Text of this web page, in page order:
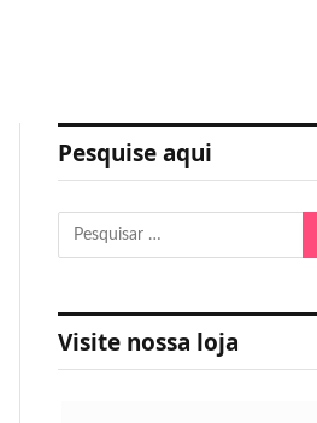
Pesquise aqui
Visite nossa loja